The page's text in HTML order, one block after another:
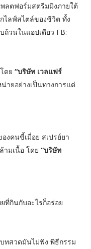
ลตฟอร์มสตรีมมิงภายใต้
ไลฟ์สไตล์ของชีวิต ทั้ง
ถ้วนในแอปเดียว FB:
โดย “บริษัท เวลแฟร์
ายอย่างเป็นทางการแต่
งคนขี้เมื่อย สเปรย์ยา
ามเนื้อ โดย “บริษัท
ที่กินกับอะไรก็อร่อย
บทสวดมันไม่ฟัง พิธีกรรม